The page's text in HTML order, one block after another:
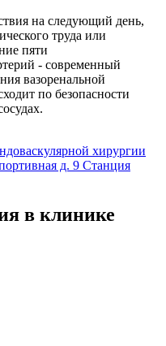
на следующий день,
труда или
пяти
- современный
вазоренальной
по безопасности
хирургии
д. 9 Станция
в клинике